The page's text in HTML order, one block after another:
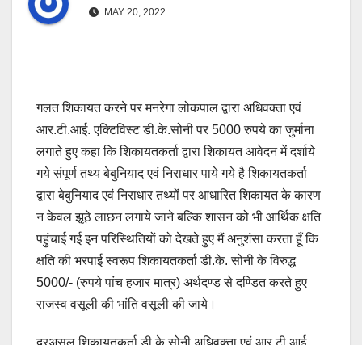
MAY 20, 2022
गलत शिकायत करने पर मनरेगा लोकपाल द्वारा अधिवक्ता एवं
आर.टी.आई. एक्टिविस्ट डी.के.सोनी पर 5000 रुपये का जुर्माना
लगाते हुए कहा कि शिकायतकर्ता द्वारा शिकायत आवेदन में दर्शाये
गये संपूर्ण तथ्य बेबुनियाद एवं निराधार पाये गये है शिकायतकर्ता
द्वारा बेबुनियाद एवं निराधार तथ्यों पर आधारित शिकायत के कारण
न केवल झूठे लाछन लगाये जाने बल्कि शासन को भी आर्थिक क्षति
पहुंचाई गई इन परिस्थितियों को देखते हुए मैं अनुशंसा करता हूँ कि
क्षति की भरपाई स्वरूप शिकायतकर्ता डी.के. सोनी के विरुद्ध
5000/- (रुपये पांच हजार मात्र) अर्थदण्ड से दण्डित करते हुए
राजस्व वसूली की भांति वसूली की जाये।